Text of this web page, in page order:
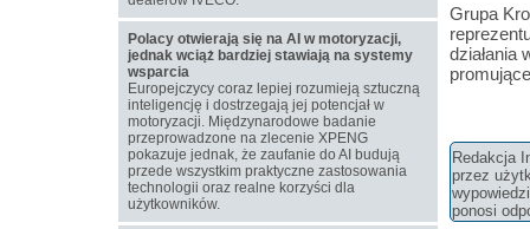
Grupa
działania
Redakcja
przez
ponosi
Polacy otwierają się na AI w motoryzacji,
jednak wciąż bardziej stawiają na systemy
wsparcia
Europejczycy coraz lepiej rozumieją sztuczną
inteligencję i dostrzegają jej potencjał w
motoryzacji. Międzynarodowe badanie
przeprowadzone na zlecenie XPENG
pokazuje jednak, że zaufanie do AI budują
przede wszystkim praktyczne zastosowania
technologii oraz realne korzyści dla
użytkowników.